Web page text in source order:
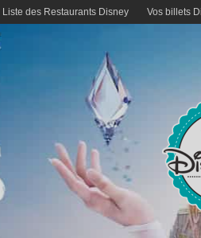
Liste des Restaurants Disney Vos billets